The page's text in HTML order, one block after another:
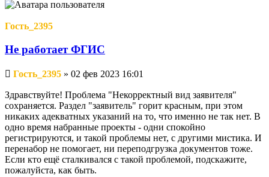
началу
Гость_2395
Не работает ФГИС
Непрочитанное
Гость_2395 » 02 фев 2023 16:01
Здравствуйте! Проблема "Некорректный вид заявителя"
сохраняется. Раздел "заявитель" горит красным, при этом
никаких адекватных указаний на то, что именно не так нет. В
одно время набранные проекты - одни спокойно
регистрируются, и такой проблемы нет, с другими мистика. И
перенабор не помогает, ни переподгрузка документов тоже.
Если кто ещё сталкивался с такой проблемой, подскажите,
пожалуйста, как быть.